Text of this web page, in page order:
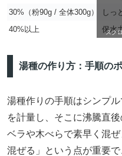
30%（粉90g / 全体300g）
しっ
40%以上
保水
スク
湯種の作り方：手順の
湯種作りの手順はシンプ
を計量し、そこに沸騰直
ベラや木べらで素早く混
混ぜる」という点が重要